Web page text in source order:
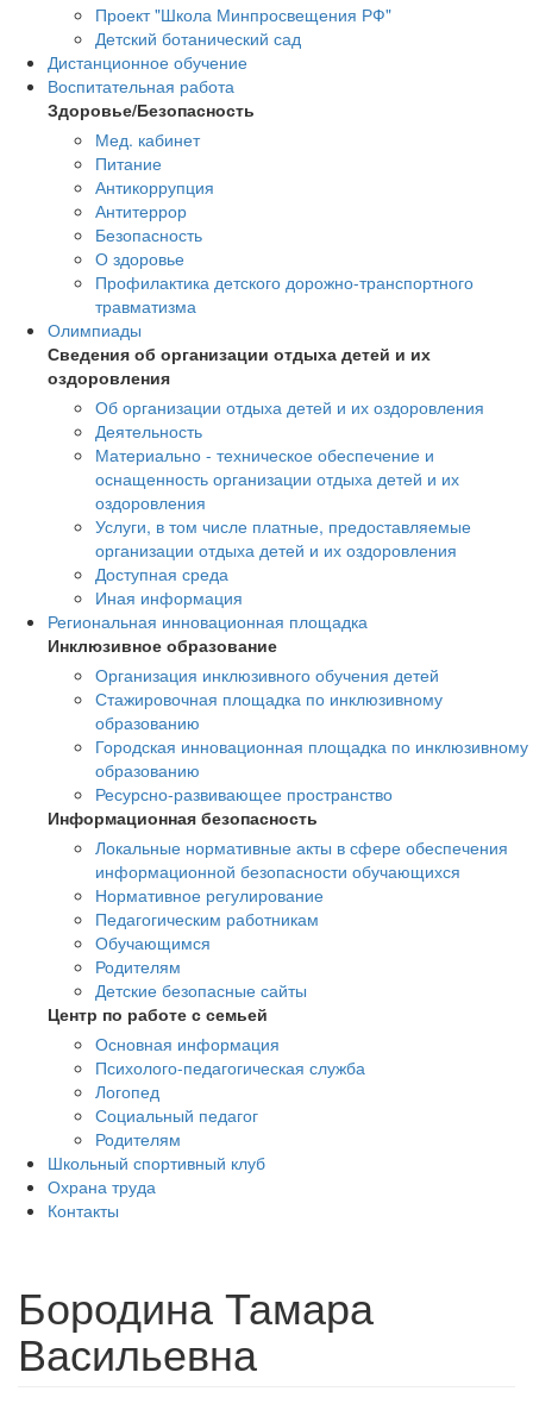
Проект "Школа Минпросвещения РФ"
Детский ботанический сад
Дистанционное обучение
Воспитательная работа
Здоровье/Безопасность
Мед. кабинет
Питание
Антикоррупция
Антитеррор
Безопасность
О здоровье
Профилактика детского дорожно-транспортного
травматизма
Олимпиады
Сведения об организации отдыха детей и их
оздоровления
Об организации отдыха детей и их оздоровления
Деятельность
Материально - техническое обеспечение и
оснащенность организации отдыха детей и их
оздоровления
Услуги, в том числе платные, предоставляемые
организации отдыха детей и их оздоровления
Доступная среда
Иная информация
Региональная инновационная площадка
Инклюзивное образование
Организация инклюзивного обучения детей
Стажировочная площадка по инклюзивному
образованию
Городская инновационная площадка по инклюзивному
образованию
Ресурсно-развивающее пространство
Информационная безопасность
Локальные нормативные акты в сфере обеспечения
информационной безопасности обучающихся
Нормативное регулирование
Педагогическим работникам
Обучающимся
Родителям
Детские безопасные сайты
Центр по работе с семьей
Основная информация
Психолого-педагогическая служба
Логопед
Социальный педагог
Родителям
Школьный спортивный клуб
Охрана труда
Контакты
Бородина Тамара
Васильевна